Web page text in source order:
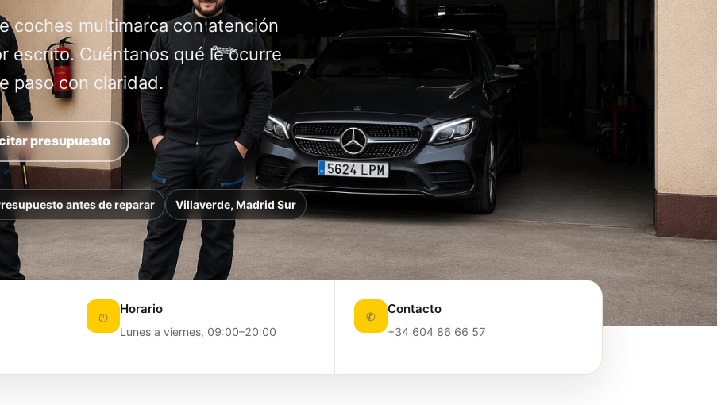
coches multimarca con atención
escrito. Cuéntanos qué le ocurre
paso con claridad.
presupuesto
antes de reparar Villaverde, Madrid Sur
◷ Horario
Lunes a viernes, 09:00–20:00
✆ Contacto
+34 604 86 66 57